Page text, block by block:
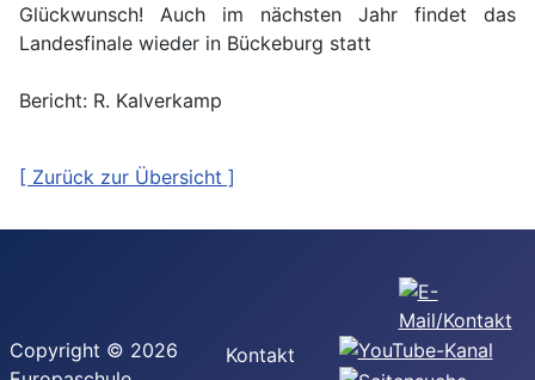
Glückwunsch! Auch im nächsten Jahr findet das
Landesfinale wieder in Bückeburg statt
Bericht: R. Kalverkamp
[ Zurück zur Übersicht ]
Copyright © 2026
Kontakt